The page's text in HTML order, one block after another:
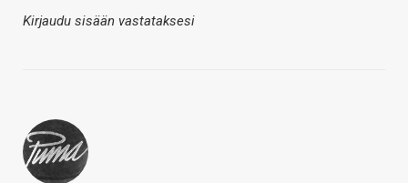
Kirjaudu sisään vastataksesi